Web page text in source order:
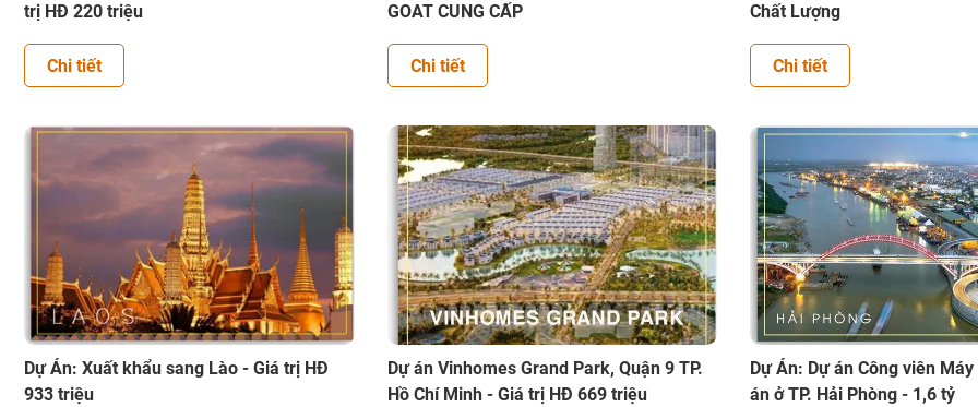
trị HĐ 220 triệu
Chi tiết
GOAT CUNG CẤP
Chi tiết
Chất Lượng
Chi tiết
Dự Án: Xuất khẩu sang Lào - Giá trị HĐ
933 triệu
Dự án Vinhomes Grand Park, Quận 9 TP.
Hồ Chí Minh - Giá trị HĐ 669 triệu
Dự Án: Dự án Công viên
án ở TP. Hải Phòng - 1,6 tỷ